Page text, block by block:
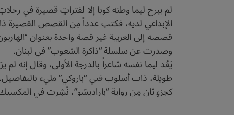
لم يبرح ليما وطنه كوبا إلا لفتراتٍ قصيرة في
الإبداعي لديه، فكتب عدداً مِن القصص القصيرة
قصصه إلى العربية غير قصة واحدة بعنوان
وصدرت عن سلسلة “ذاكرة الشعوب” في لبنان.
يَعُد ليما نفسه شاعراً بالدرجة الأولى، وقال إنه
كجزءٍ ثان مِن رواية “باراديسّو”، نُشِرت في